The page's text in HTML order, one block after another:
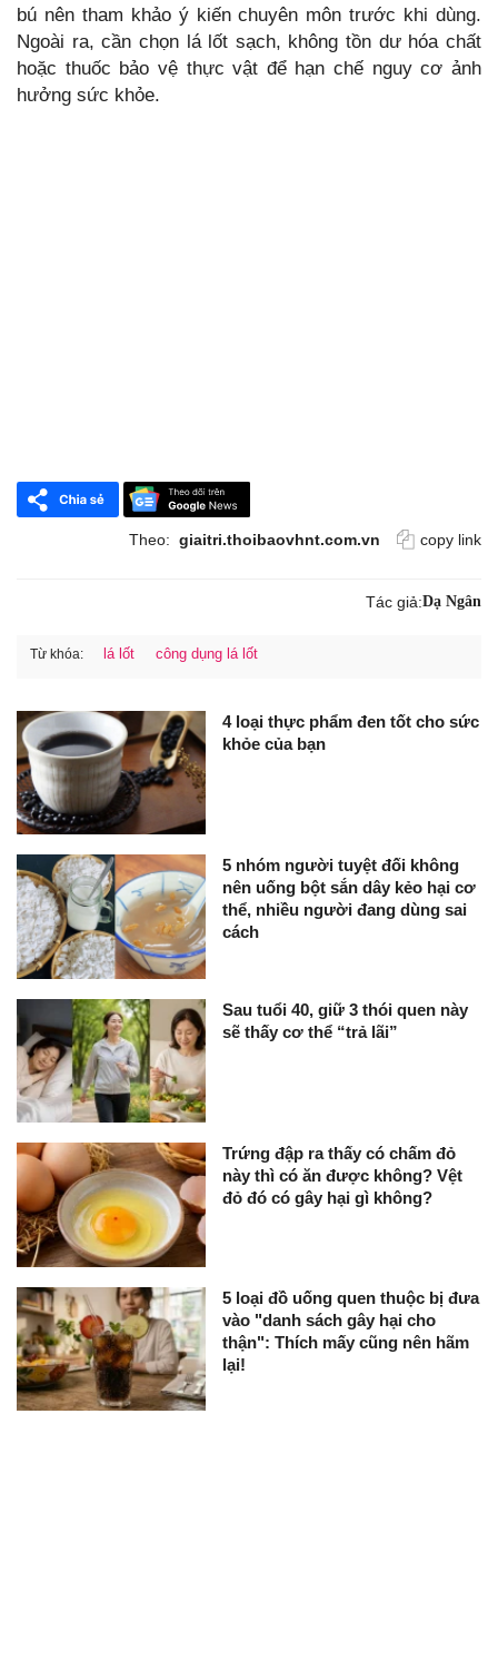
bú nên tham khảo ý kiến chuyên môn trước khi dùng.
Ngoài ra, cần chọn lá lốt sạch, không tồn dư hóa chất
hoặc thuốc bảo vệ thực vật để hạn chế nguy cơ ảnh
hưởng sức khỏe.
Theo: giaitri.thoibaovhnt.com.vn copy link
Tác giả:Dạ Ngân
Từ khóa: lá lốt công dụng lá lốt
4 loại thực phẩm đen tốt cho sức
khỏe của bạn
5 nhóm người tuyệt đối không
nên uống bột sắn dây kẻo hại cơ
thể, nhiều người đang dùng sai
cách
Sau tuổi 40, giữ 3 thói quen này
sẽ thấy cơ thể “trả lãi”
Trứng đập ra thấy có chấm đỏ
này thì có ăn được không? Vệt
đỏ đó có gây hại gì không?
5 loại đồ uống quen thuộc bị đưa
vào "danh sách gây hại cho
thận": Thích mấy cũng nên hãm
lại!